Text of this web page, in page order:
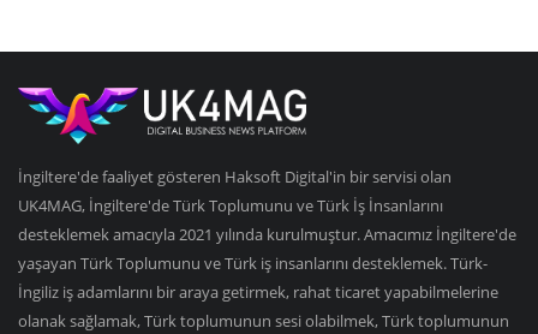
İngiltere'de faaliyet gösteren Haksoft Digital'in bir servisi olan
UK4MAG, İngiltere'de Türk Toplumunu ve Türk İş İnsanlarını
desteklemek amacıyla 2021 yılında kurulmuştur. Amacımız İngiltere'de
yaşayan Türk Toplumunu ve Türk iş insanlarını desteklemek. Türk-
İngiliz iş adamlarını bir araya getirmek, rahat ticaret yapabilmelerine
olanak sağlamak, Türk toplumunun sesi olabilmek, Türk toplumunun